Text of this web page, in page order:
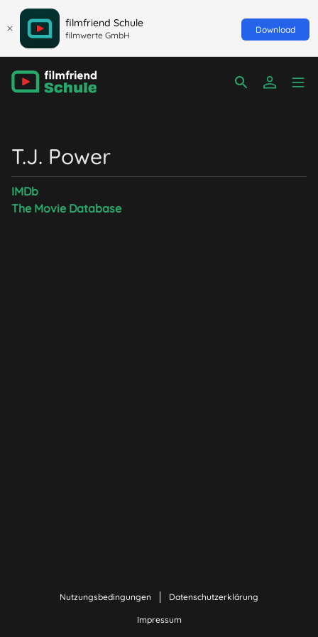
filmfriend Schule
filmwerte GmbH
Download
T.J. Power
IMDb
The Movie Database
Nutzungsbedingungen Datenschutzerklärung
Impressum